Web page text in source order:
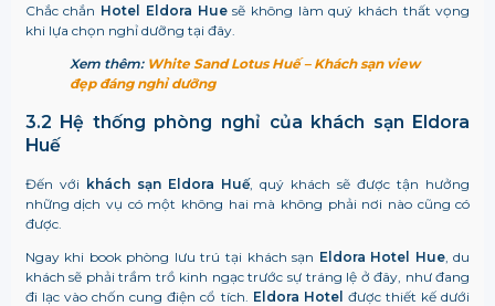
Chắc chắn Hotel Eldora Huesẽ không làm quý khách thất vọng
khi lựa chọn nghỉ dưỡng tại đây.
Xem thêm: White Sand Lotus Huế – Khách sạn view
đẹp đáng nghỉ dưỡng
3.2 Hệ thống phòng nghỉ của khách sạn Eldora
Huế
Đến với k hách sạn Eldora Huế, quý khách sẽ được tận hưởng
những dịch vụ có một không hai mà không phải nơi nào cũng có
được.
Ngay khi book phòng lưu trú tại khách sạn Eldora Hotel Hue, du
khách sẽ phải trầm trồ kinh ngạc trước sự tráng lệ ở đây, như đang
đi lạc vào chốn cung điện cổ tích. Eldora Hotel được thiết kế dưới